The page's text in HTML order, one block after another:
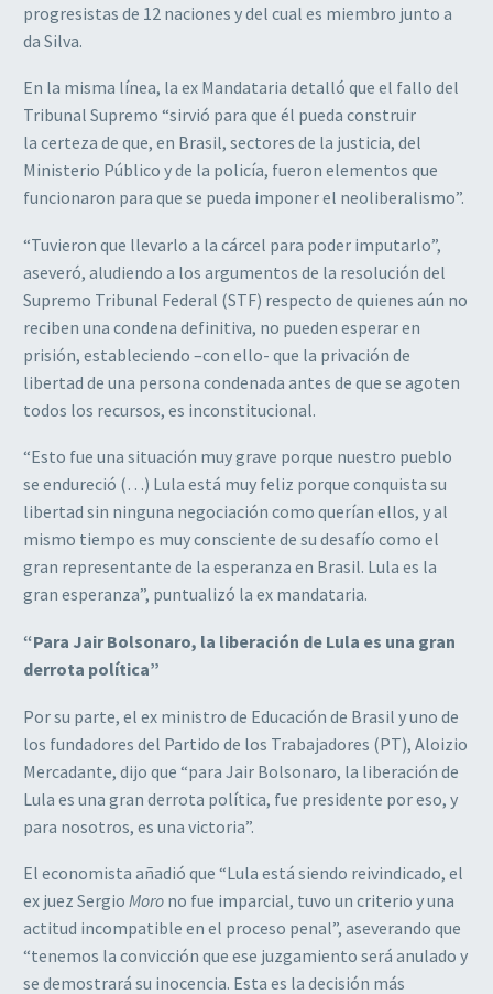
progresistas de 12 naciones y del cual es miembro junto a
da Silva.
En la misma línea, la ex Mandataria detalló que el fallo del
Tribunal Supremo “sirvió para que él pueda construir
la certeza de que, en Brasil, sectores de la justicia, del
Ministerio Público y de la policía, fueron elementos que
funcionaron para que se pueda imponer el neoliberalismo”.
“Tuvieron que llevarlo a la cárcel para poder imputarlo”,
aseveró, aludiendo a los argumentos de la resolución del
Supremo Tribunal Federal (STF) respecto de quienes aún no
reciben una condena definitiva, no pueden esperar en
prisión, estableciendo –con ello- que la privación de
libertad de una persona condenada antes de que se agoten
todos los recursos, es inconstitucional.
“Esto fue una situación muy grave porque nuestro pueblo
se endureció (…) Lula está muy feliz porque conquista su
libertad sin ninguna negociación como querían ellos, y al
mismo tiempo es muy consciente de su desafío como el
gran representante de la esperanza en Brasil. Lula es la
gran esperanza”, puntualizó la ex mandataria.
“Para Jair Bolsonaro, la liberación de Lula es una gran
derrota política”
Por su parte, el ex ministro de Educación de Brasil y uno de
los fundadores del Partido de los Trabajadores (PT), Aloizio
Mercadante, dijo que “para Jair Bolsonaro, la liberación de
Lula es una gran derrota política, fue presidente por eso, y
para nosotros, es una victoria”.
El economista añadió que “Lula está siendo reivindicado, el
ex juez Sergio Moro no fue imparcial, tuvo un criterio y una
actitud incompatible en el proceso penal”, aseverando que
“tenemos la convicción que ese juzgamiento será anulado y
se demostrará su inocencia. Esta es la decisión más